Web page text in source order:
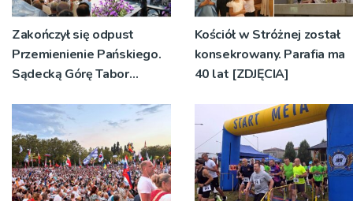
Zakończył się odpust
Przemienienie Pańskiego.
Sądecką Górę Tabor
pielgrzymów
Kościół w Stróżnej został
konsekrowany. Parafia ma
40 lat [ZDJĘCIA]